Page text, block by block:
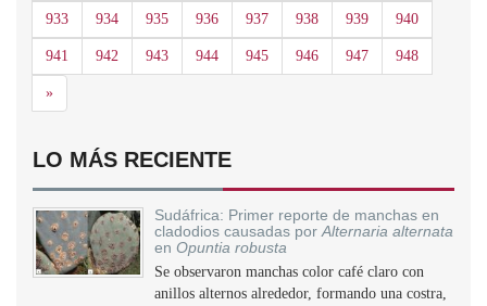
933 934 935 936 937 938 939 940
941 942 943 944 945 946 947 948
»Siguiente
LO MÁS RECIENTE
Sudáfrica: Primer reporte de manchas en
cladodios causadas por Alternaria alternata
en Opuntia robusta
Se observaron manchas color café claro con
anillos alternos alrededor, formando una costra,